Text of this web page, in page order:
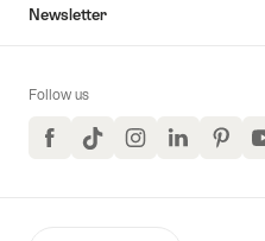
Newsletter
Follow us
FacebookTikTokInstagramLinkedIn